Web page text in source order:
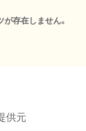
存在しません。
供元